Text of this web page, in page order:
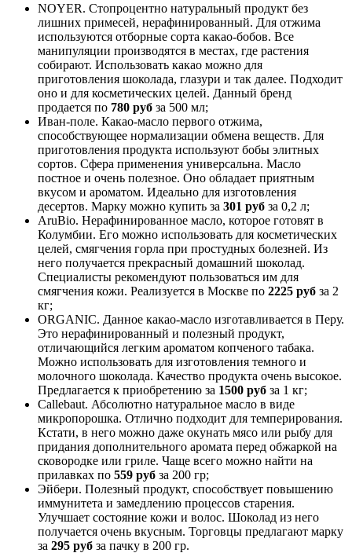
NOYER. Стопроцентно натуральный продукт без
лишних примесей, нерафинированный. Для отжима
используются отборные сорта какао-бобов. Все
манипуляции производятся в местах, где растения
собирают. Использовать какао можно для
приготовления шоколада, глазури и так далее. Подходит
оно и для косметических целей. Данный бренд
продается по 780 руб за 500 мл;
Иван-поле. Какао-масло первого отжима,
способствующее нормализации обмена веществ. Для
приготовления продукта используют бобы элитных
сортов. Сфера применения универсальна. Масло
постное и очень полезное. Оно обладает приятным
вкусом и ароматом. Идеально для изготовления
десертов. Марку можно купить за 301 руб за 0,2 л;
AruBio. Нерафинированное масло, которое готовят в
Колумбии. Его можно использовать для косметических
целей, смягчения горла при простудных болезней. Из
него получается прекрасный домашний шоколад.
Специалисты рекомендуют пользоваться им для
смягчения кожи. Реализуется в Москве по 2225 руб за 2
кг;
ORGANIC. Данное какао-масло изготавливается в Перу.
Это нерафинированный и полезный продукт,
отличающийся легким ароматом копченого табака.
Можно использовать для изготовления темного и
молочного шоколада. Качество продукта очень высокое.
Предлагается к приобретению за 1500 руб за 1 кг;
Callebaut. Абсолютно натуральное масло в виде
микропорошка. Отлично подходит для темперирования.
Кстати, в него можно даже окунать мясо или рыбу для
придания дополнительного аромата перед обжаркой на
сковородке или гриле. Чаще всего можно найти на
прилавках по 559 руб за 200 гр;
Эйбери. Полезный продукт, способствует повышению
иммунитета и замедлению процессов старения.
Улучшает состояние кожи и волос. Шоколад из него
получается очень вкусным. Торговцы предлагают марку
за 295 руб за пачку в 200 гр.